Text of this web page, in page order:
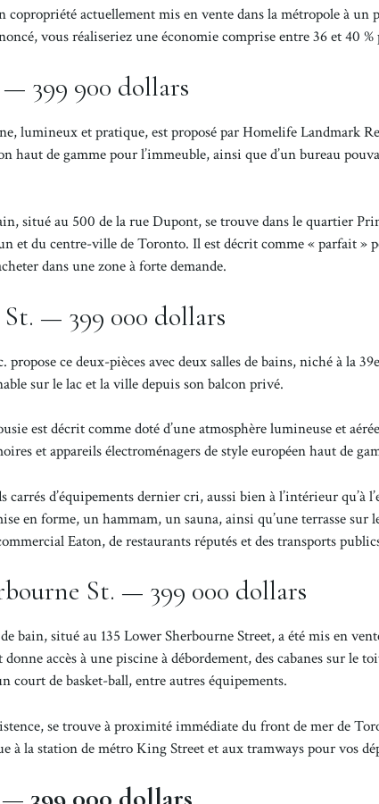
copropriété actuellement mis en vente dans la métropole à
vous réaliseriez une économie comprise entre 36 et 40
399 900 dollars
lumineux et pratique, est proposé par Homelife Landmark
haut de gamme pour l’immeuble, ainsi que d’un bureau
situé au 500 de la rue Dupont, se trouve dans le quartier
et du centre-ville de Toronto. Il est décrit comme « parfait
dans une zone à forte demande.
St. — 399 000 dollars
ce deux-pièces avec deux salles de bains, niché à la
sur le lac et la ville depuis son balcon privé.
est décrit comme doté d’une atmosphère lumineuse et
et appareils électroménagers de style européen haut de
carrés d’équipements dernier cri, aussi bien à l’intérieur qu’à
en forme, un hammam, un sauna, ainsi qu’une terrasse sur
Eaton, de restaurants réputés et des transports
St. — 399 000 dollars
bain, situé au 135 Lower Sherbourne Street, a été mis en
accès à une piscine à débordement, des cabanes sur le
court de basket-ball, entre autres équipements.
se trouve à proximité immédiate du front de mer de
à la station de métro King Street et aux tramways pour vos